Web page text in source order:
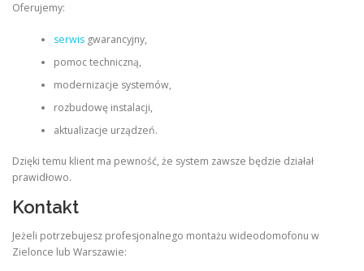
Oferujemy:
serwisgwarancyjny,
pomoc techniczną,
modernizacje systemów,
rozbudowę instalacji,
aktualizacje urządzeń.
Dzięki temu klient ma pewność, że system zawsze będzie działał
prawidłowo.
Kontakt
Jeżeli potrzebujesz profesjonalnego montażu wideodomofonu w
Zielonce lub Warszawie: